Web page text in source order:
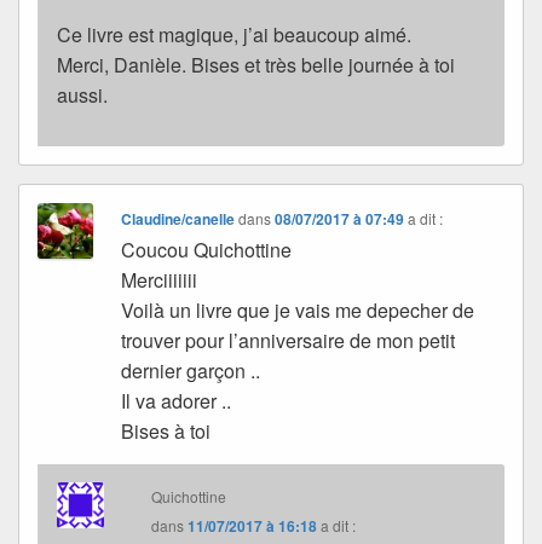
Ce livre est magique, j’ai beaucoup aimé.
Merci, Danièle. Bises et très belle journée à toi
aussi.
Claudine/canelledans08/07/2017 à 07:49 a dit :
Coucou Quichottine
Merciiiiiii
Voilà un livre que je vais me depecher de
trouver pour l’anniversaire de mon petit
dernier garçon ..
Il va adorer ..
Bises à toi
Quichottine
dans11/07/2017 à 16:18a dit :